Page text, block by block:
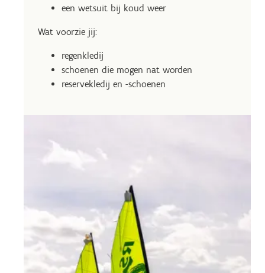
een wetsuit bij koud weer
Wat voorzie jij:
regenkledij
schoenen die mogen nat worden
reservekledij en -schoenen